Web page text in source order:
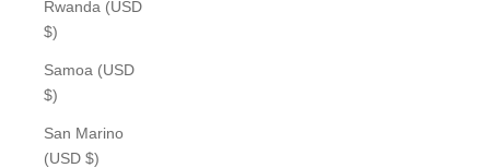
Rwanda (USD
$)
Samoa (USD
$)
San Marino
(USD $)